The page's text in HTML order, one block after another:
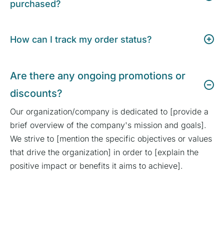
purchased?
How can I track my order status?
Are there any ongoing promotions or
discounts?
Our organization/company is dedicated to [provide a
brief overview of the company's mission and goals].
We strive to [mention the specific objectives or values
that drive the organization] in order to [explain the
positive impact or benefits it aims to achieve].